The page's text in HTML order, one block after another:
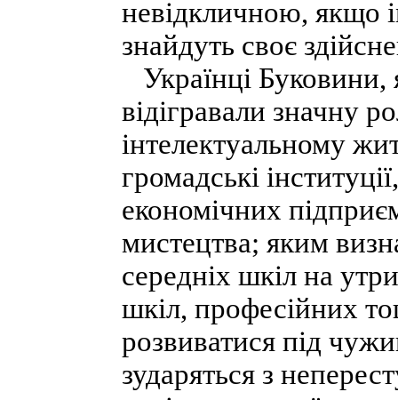
невідкличною, якщо
знайдуть своє
Українці Буковини,
відігравали значну
інтелектуальному
громадські
економічних
мистецтва; яким
середніх шкіл на
шкіл, професійних
розвиватися під
зударяться з